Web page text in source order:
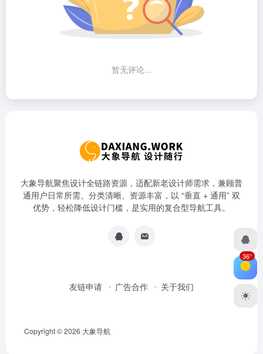
暂无评论...
大象导航聚焦设计全链路资源，适配新老设计师需求，兼顾普
通用户日常所需。分类清晰、资源丰富，以 “垂直 + 通用” 双
优势，轻松降低设计门槛，是实用的复合型导航工具。
友链申请 广告合作 关于我们
Copyright © 2026 大象导航
36°